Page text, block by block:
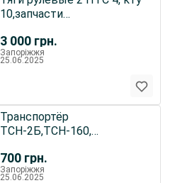
3 000 грн.
10,запчасти
Запоріжжя
25.06.2025
700 грн.
Транспортёр
ТСН-2Б,ТСН-160,
тсн,Звёздочки,запчасти
Запоріжжя
25.06.2025